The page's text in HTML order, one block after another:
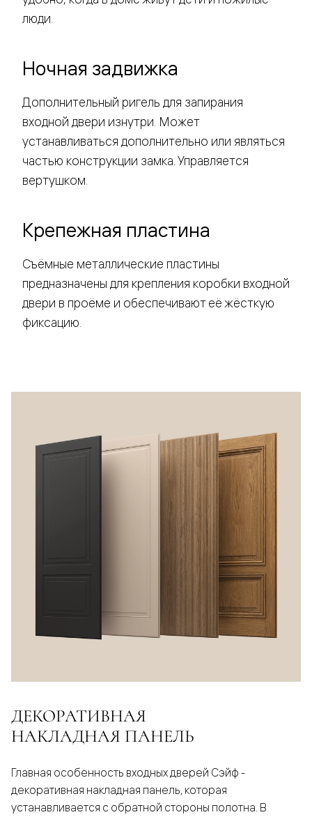
люди.
Ночная задвижка
Дополнительный ригель для запирания
входной двери изнутри. Может
устанавливаться дополнительно или являться
частью конструкции замка. Управляется
вертушком.
Крепежная пластина
Съёмные металлические пластины
предназначены для крепления коробки входной
двери в проёме и обеспечивают её жёсткую
фиксацию.
ДЕКОРАТИВНАЯ
НАКЛАДНАЯ ПАНЕЛЬ
Главная особенность входных дверей Сэйф -
декоративная накладная панель, которая
устанавливается с обратной стороны полотна. В